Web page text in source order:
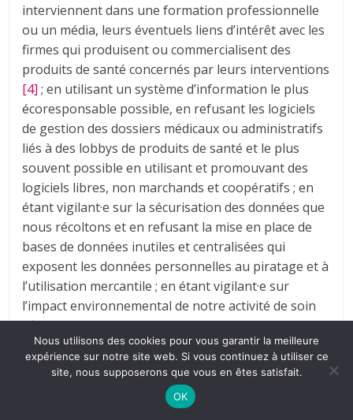
interviennent dans une formation professionnelle
ou un média, leurs éventuels liens d’intérêt avec les
firmes qui produisent ou commercialisent des
produits de santé concernés par leurs interventions
[4] ; en utilisant un système d’information le plus
écoresponsable possible, en refusant les logiciels
de gestion des dossiers médicaux ou administratifs
liés à des lobbys de produits de santé et le plus
souvent possible en utilisant et promouvant des
logiciels libres, non marchands et coopératifs ; en
étant vigilant·e sur la sécurisation des données que
nous récoltons et en refusant la mise en place de
bases de données inutiles et centralisées qui
exposent les données personnelles au piratage et à
l’utilisation mercantile ; en étant vigilant·e sur
l’impact environnemental de notre activité de soin
afin de la diminuer. Il peut s’agir par exemple de
matériel à usage unique ou actuellement des
masques anti-covid.
Nous utilisons des cookies pour vous garantir la meilleure
expérience sur notre site web. Si vous continuez à utiliser ce
site, nous supposerons que vous en êtes satisfait.
OK